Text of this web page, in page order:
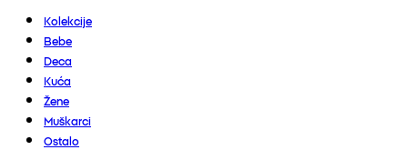
Kolekcije
Bebe
Deca
Kuća
Žene
Muškarci
Ostalo